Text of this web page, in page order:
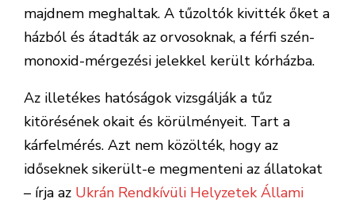
majdnem meghaltak. A tűzoltók kivitték őket a
házból és átadták az orvosoknak, a férfi szén-
monoxid-mérgezési jelekkel került kórházba.
Az illetékes hatóságok vizsgálják a tűz
kitörésének okait és körülményeit. Tart a
kárfelmérés. Azt nem közölték, hogy az
időseknek sikerült-e megmenteni az állatokat
– írja az Ukrán Rendkívüli Helyzetek Állami